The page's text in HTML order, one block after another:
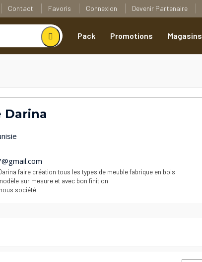
Contact Favoris Connexion Devenir Partenaire
Pack Promotions Magasins
Darina
faire création tous les types de meuble fabrique en bois
sur mesure et avec bon finition
société